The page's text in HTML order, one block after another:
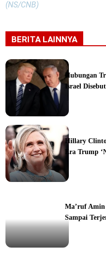
(NS/CNB)
BERITA LAINNYA
Hubungan
Israel
Hillary
Era Trump
Ma’ruf
Sampai